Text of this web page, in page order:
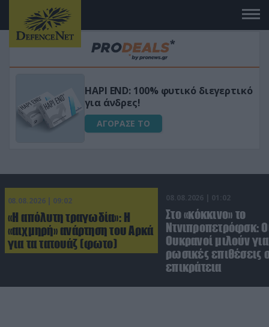
Μεταμόρφωσε τον κήπο σου με το
Ultra Box Μίνι Αλυσοπρίονο με
μπαταρία λιθίου
ΑΓΟΡΑΣΕ ΤΟ
08.08.2026 | 09:02
«Η απόλυτη τραγωδία»: Η
«αιχμηρή» ανάρτηση του Αρκά
για τα τατουάζ (φωτο)
08.08.2026 | 01:02
Στο «κόκκινο» το
Ντνιπροπετρόφσκ:
Ουκρανοί μιλούν
ρωσικές επιθέσεις
επικράτεια